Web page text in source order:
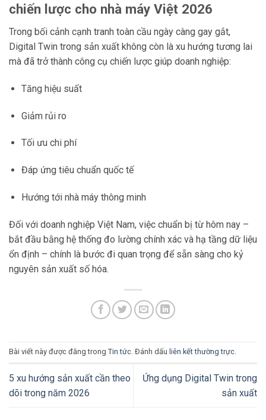
chiến lược cho nhà máy Việt 2026
Trong bối cảnh cạnh tranh toàn cầu ngày càng gay gắt,
Digital Twin trong sản xuất không còn là xu hướng tương lai
mà đã trở thành công cụ chiến lược giúp doanh nghiệp:
Tăng hiệu suất
Giảm rủi ro
Tối ưu chi phí
Đáp ứng tiêu chuẩn quốc tế
Hướng tới nhà máy thông minh
Đối với doanh nghiệp Việt Nam, việc chuẩn bị từ hôm nay –
bắt đầu bằng hệ thống đo lường chính xác và hạ tầng dữ liệu
ổn định – chính là bước đi quan trọng để sẵn sàng cho kỷ
nguyên sản xuất số hóa.
Bài viết này được đăng trong Tin tức. Đánh dấu liên kết thường trực.
5 xu hướng sản xuất cần theo
dõi trong năm 2026
Ứng dụng Digital Twin trong
sản xuất